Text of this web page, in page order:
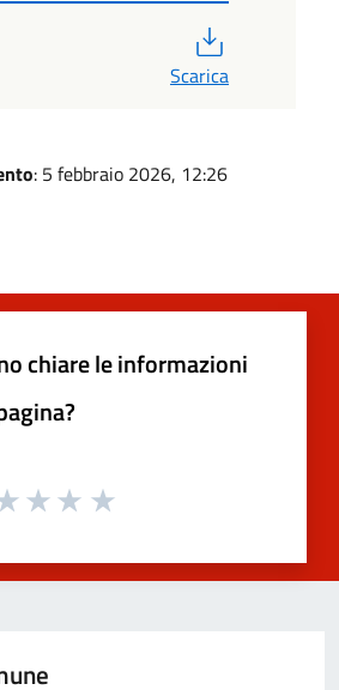
Scarica
: 5 febbraio 2026, 12:26
chiare le informazioni